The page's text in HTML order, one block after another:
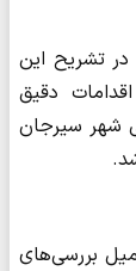
در تشریح این
دقیق
شهر سیرجان
بررسی‌های